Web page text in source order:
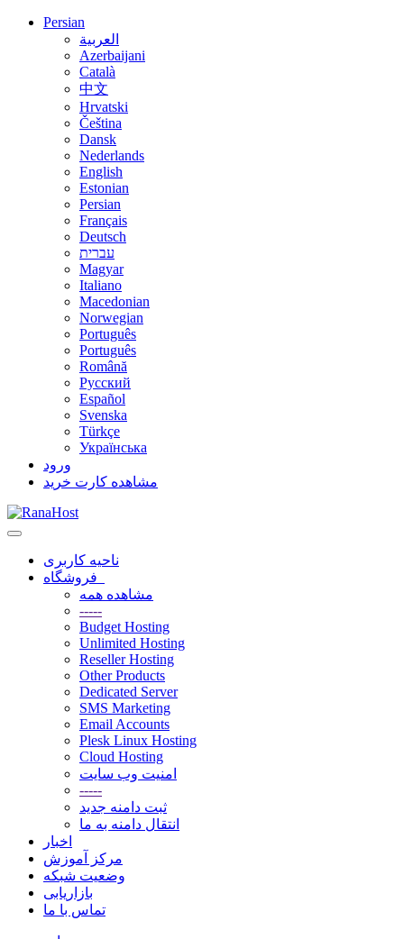
Persian
العربية
Azerbaijani
Català
中文
Hrvatski
Čeština
Dansk
Nederlands
English
Estonian
Persian
Français
Deutsch
עברית
Magyar
Italiano
Macedonian
Norwegian
Português
Português
Română
Русский
Español
Svenska
Türkçe
Українська
ورود
مشاهده کارت خرید
تغییر
ناوبریناحیه کاربری
مشاهده همه
-----
Budget Hosting
Unlimited Hosting
Reseller Hosting
Other Products
Dedicated Server
SMS Marketing
Email Accounts
Plesk Linux Hosting
Cloud Hosting
امنیت وب سایت
-----
ثبت دامنه جدید
انتقال دامنه به ما
اخبار
مرکز آموزش
وضعیت شبکه
بازاریابی
تماس با ما